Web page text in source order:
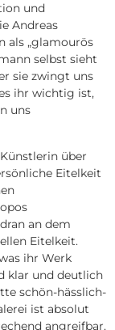
und
Andreas
als „glamourös
selbst sieht
sie zwingt uns
ihr wichtig ist,
uns
über
Eitelkeit
an dem
Eitelkeit.
ihr Werk
klar und deutlich
schön-hässlich-
ist absolut
angreifbar.